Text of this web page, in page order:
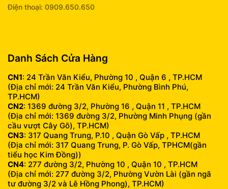
Điện thoại: 0909.650.650
Danh Sách Cửa Hàng
CN1: 24 Trần Văn Kiểu, Phường 10 , Quận 6 , TP.HCM
(Địa chỉ mới: 24 Trần Văn Kiểu, Phường Bình Phú,
TP.HCM)
CN2: 1369 đường 3/2, Phường 16 , Quận 11 , TP.HCM
(Địa chỉ mới: 1369 đường 3/2, Phường Minh Phụng (gần
cầu vượt Cây Gõ), TP.HCM)
CN3: 317 Quang Trung, P.10 , Quận Gò Vấp , TP.HCM
(Địa chỉ mới: 317 Quang Trung, P. Gò Vấp, TPHCM(gần
tiểu học Kim Đồng))
CN4: 277 đường 3/2, Phường 10 , Quận 10 , TP.HCM
(Địa chỉ mới: 277 đường 3/2, Phường Vườn Lài (gần ngã
tư đường 3/2 và Lê Hồng Phong), TP.HCM)